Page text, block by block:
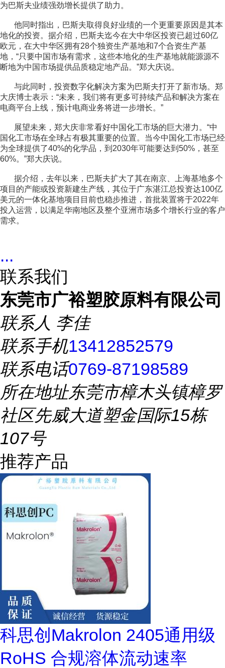
为巴斯夫业绩强劲增长提供了助力。
他同时指出，巴斯夫取得良好业绩的一个更重要原因是其本
地化的投资。据介绍，巴斯夫迄今在大中华区投资已超过60亿
欧元，在大中华区拥有28个独资生产基地和7个合资生产基
地，“只要中国市场有需求，这些本地化的生产基地就能源源不
断地为中国市场提供品质稳定地产品。”郑大庆说。
与此同时，投资数字化解决方案为巴斯夫打开了新市场。郑
大庆博士表示：“未来，我们将有更多可持续产品和解决方案在
电商平台上线，预计电商业务将进一步增长。”
展望未来，郑大庆非常看好中国化工市场的巨大潜力。“中
国化工市场在全球占有极其重要的位置。当今中国化工市场已经
为全球提供了40%的化学品，到2030年可能要达到50%，甚至
60%。”郑大庆说。
据介绍，去年以来，巴斯夫扩大了其在南京、上海基地多个
项目的产能或投资新建生产线，其位于广东湛江总投资达100亿
美元的一体化基地项目目前也稳步推进，首批装置将于2022年
投入运营，以满足华南地区及整个亚洲市场多个增长行业的客户
需求。
...
联系我们
东莞市广裕塑胶原料有限公司
联系人 李佳
联系手机13412852579
联系电话0769-87198589
所在地址东莞市樟木头镇樟罗
社区先威大道塑金国际15栋
107号
推荐产品
科思创Makrolon 2405通用级
RoHS 合规溶体流动速率